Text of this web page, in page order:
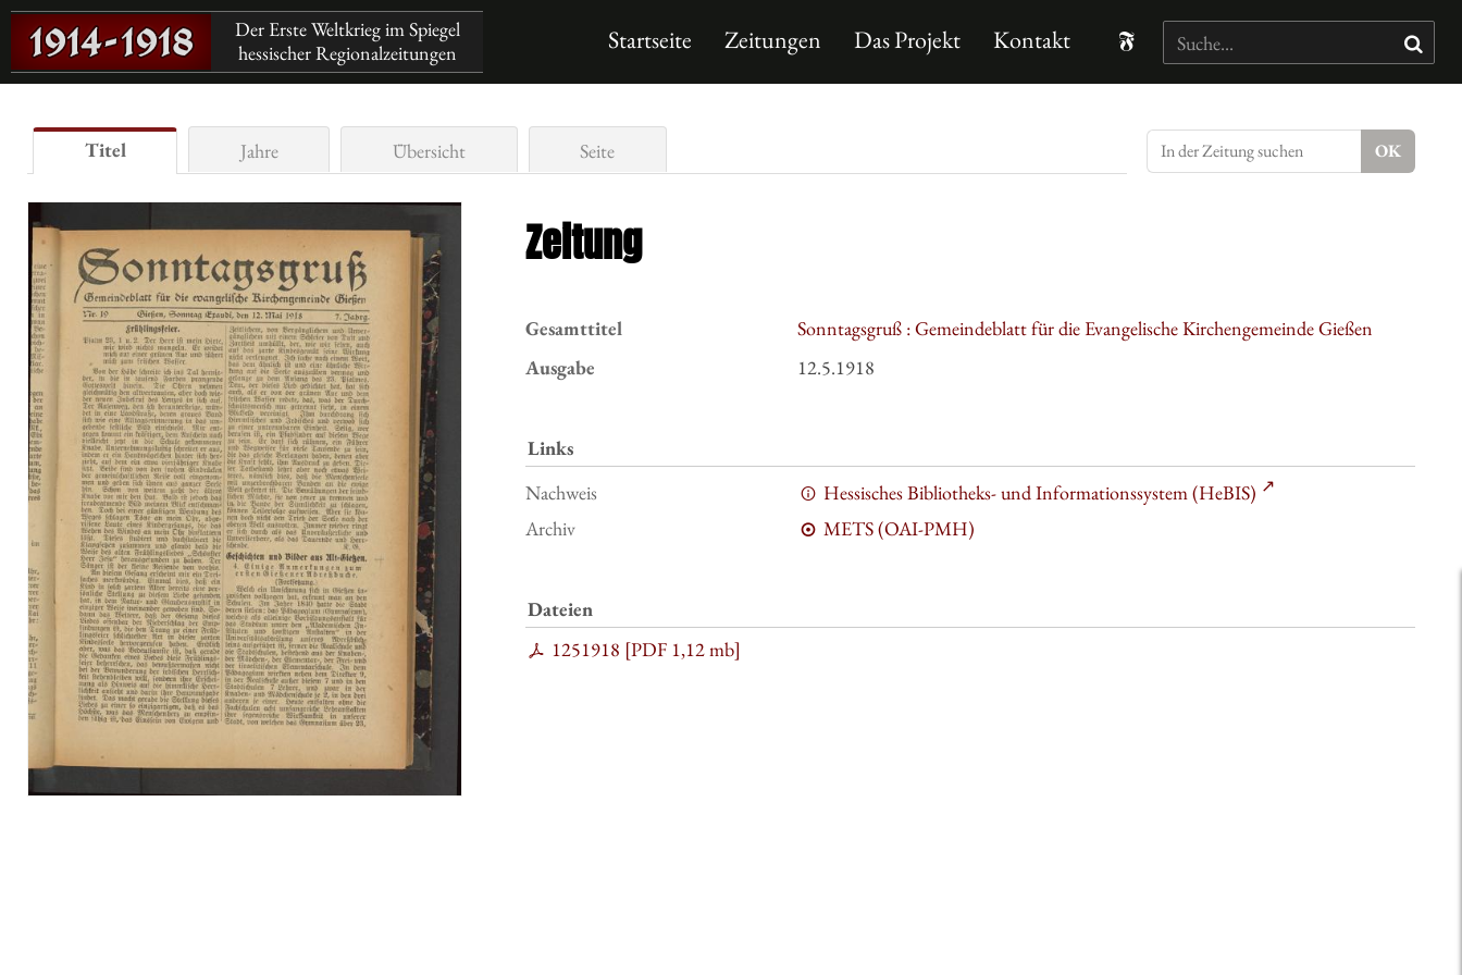
Der Erste Weltkrieg im Spiegel
hessischer Regionalzeitungen
Startseite Zeitungen Das Projekt Kontakt
Titel Jahre Übersicht Seite
Zeitung
Gesamttitel
Sonntagsgruß : Gemeindeblatt für die Evangelische Kirchengemeinde Gießen
Ausgabe
12.5.1918
Links
Nachweis
Hessisches Bibliotheks- und Informationssystem (HeBIS)
Archiv
METS (OAI-PMH)
Dateien
1251918 [PDF1,12 mb]